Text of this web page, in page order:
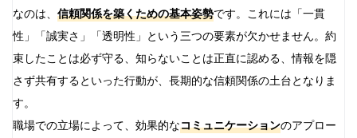
なのは、 信頼関係を築くための基本姿勢です。これには「一貫
性」「誠実さ」「透明性」という三つの要素が欠かせません。約
束したことは必ず守る、知らないことは正直に認める、情報を隠
さず共有するといった行動が、長期的な信頼関係の土台となりま
す。
職場での立場によって、効果的なコミュニケーションのアプロー